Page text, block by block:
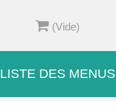
(Vide)
LISTE DES MENUS